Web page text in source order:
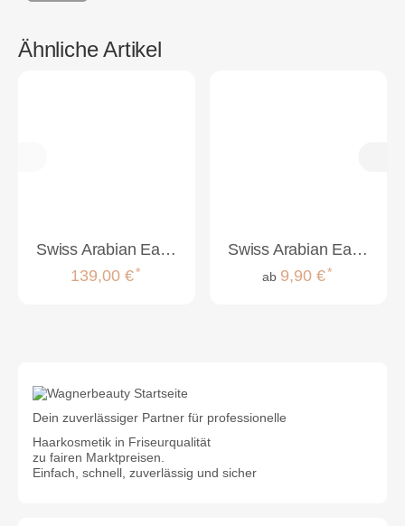
Ähnliche Artikel
Swiss Arabian Eau de Parfum Amber 01 50ml
139,00 €*
Swiss Arabian Eau de Parfum Musk 07
ab 9,90 €*
Dein zuverlässiger Partner für professionelle
Haarkosmetik in Friseurqualität
zu fairen Marktpreisen.
Einfach, schnell, zuverlässig und sicher